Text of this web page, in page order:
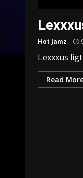
Hot Jamz
Lexxxus
Read